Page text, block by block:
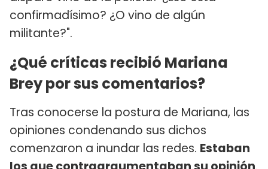
confirmadísimo? ¿O vino de algún
militante?".
¿Qué críticas recibió Mariana
Brey por sus comentarios?
Tras conocerse la postura de Mariana, las
opiniones condenando sus dichos
comenzaron a inundar las redes. Estaban